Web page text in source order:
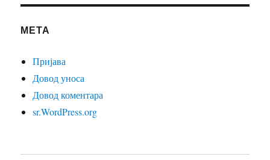
МЕТА
Пријава
Довод уноса
Довод коментара
sr.WordPress.org